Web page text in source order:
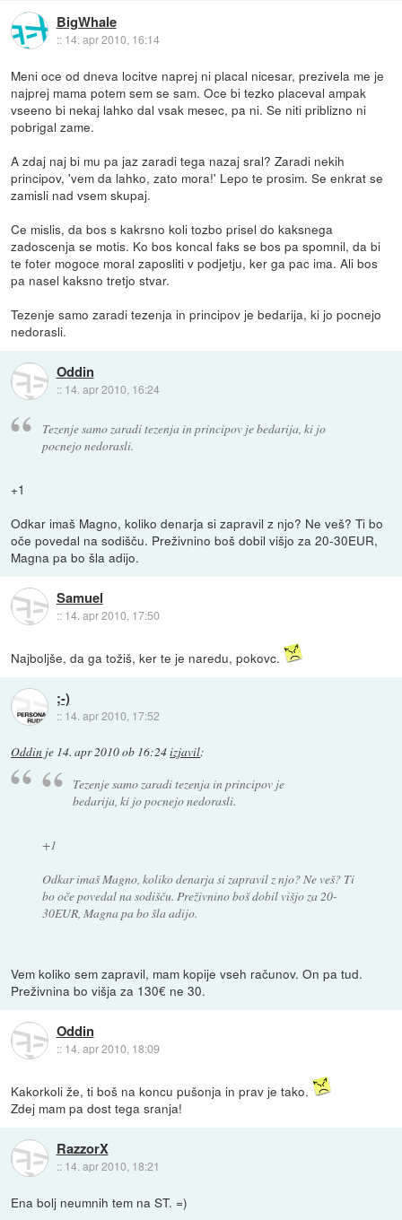
BigWhale
:: 14. apr 2010, 16:14
Meni oce od dneva locitve naprej ni placal nicesar, prezivela me je
najprej mama potem sem se sam. Oce bi tezko placeval ampak
vseeno bi nekaj lahko dal vsak mesec, pa ni. Se niti priblizno ni
pobrigal zame.
A zdaj naj bi mu pa jaz zaradi tega nazaj sral? Zaradi nekih
principov, 'vem da lahko, zato mora!' Lepo te prosim. Se enkrat se
zamisli nad vsem skupaj.
Ce mislis, da bos s kakrsno koli tozbo prisel do kaksnega
zadoscenja se motis. Ko bos koncal faks se bos pa spomnil, da bi
te foter mogoce moral zaposliti v podjetju, ker ga pac ima. Ali bos
pa nasel kaksno tretjo stvar.
Tezenje samo zaradi tezenja in principov je bedarija, ki jo pocnejo
nedorasli.
Oddin
:: 14. apr 2010, 16:24
Tezenje samo zaradi tezenja in principov je bedarija, ki jo
pocnejo nedorasli.
+1
Odkar imaš Magno, koliko denarja si zapravil z njo? Ne veš? Ti bo
oče povedal na sodišču. Preživnino boš dobil višjo za 20-30EUR,
Magna pa bo šla adijo.
Samuel
:: 14. apr 2010, 17:50
Najboljše, da ga tožiš, ker te je naredu, pokovc.
;-)
:: 14. apr 2010, 17:52
Oddin je 14. apr 2010 ob 16:24izjavil:
Tezenje samo zaradi tezenja in principov je
bedarija, ki jo pocnejo nedorasli.
+1
Odkar imaš Magno, koliko denarja si zapravil z njo? Ne veš? Ti
bo oče povedal na sodišču. Preživnino boš dobil višjo za 20-
30EUR, Magna pa bo šla adijo.
Vem koliko sem zapravil, mam kopije vseh računov. On pa tud.
Preživnina bo višja za 130€ ne 30.
Oddin
:: 14. apr 2010, 18:09
Kakorkoli že, ti boš na koncu pušonja in prav je tako.
Zdej mam pa dost tega sranja!
RazzorX
:: 14. apr 2010, 18:21
Ena bolj neumnih tem na ST. =)